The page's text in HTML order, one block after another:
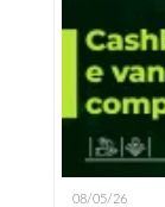
08/05/26